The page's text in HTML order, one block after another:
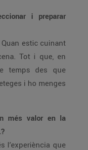
i preparar
Quan estic cuinant
Tot i que, en
temps des que
i ho menges
més valor en la
l’experiència que